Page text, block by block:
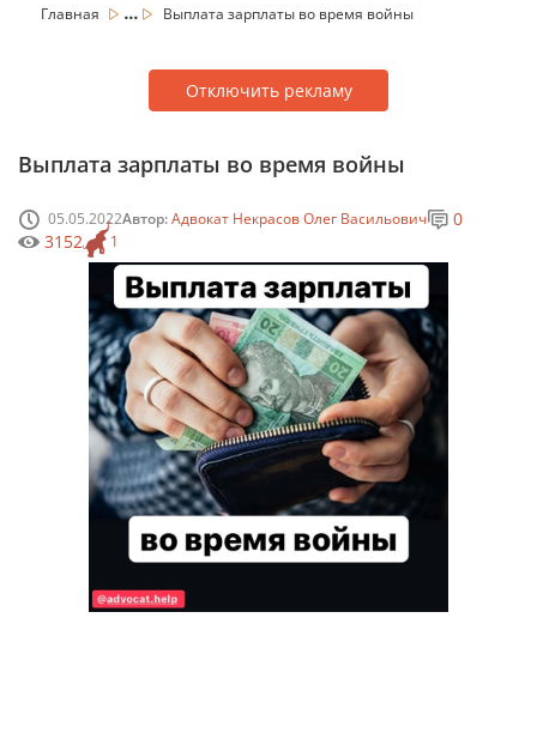
Главная ... Выплата зарплаты во время войны
Отключить рекламу
Выплата зарплаты во время войны
05.05.2022Автор:Адвокат Некрасов Олег Васильович
1
0
3152